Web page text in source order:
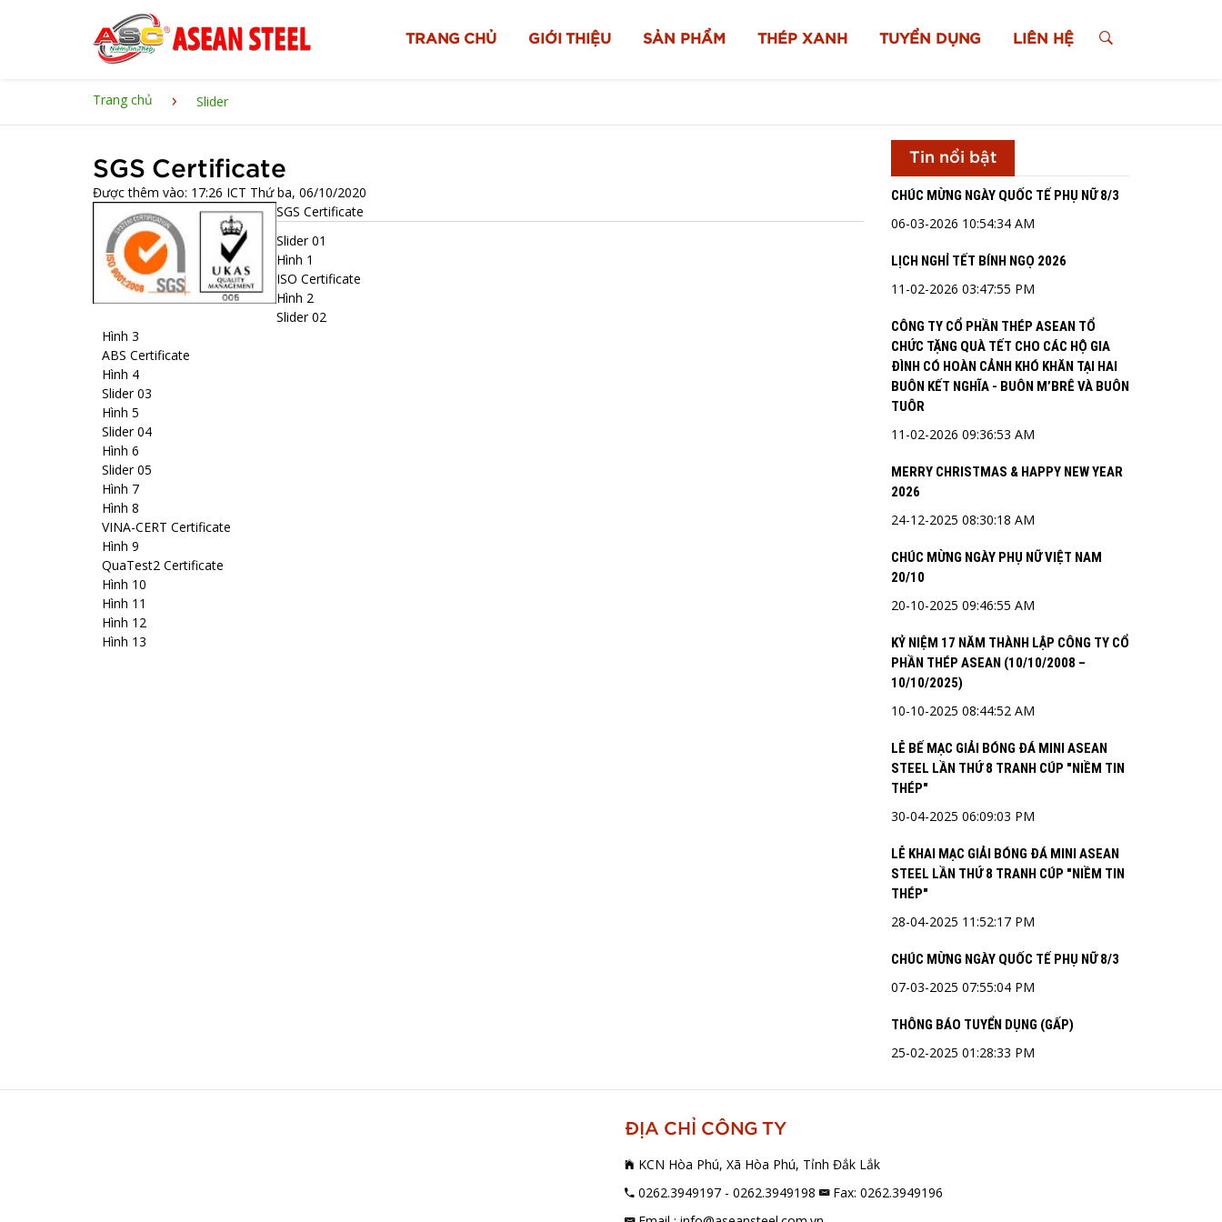
TRANG CHỦ GIỚI THIỆU SẢN PHẨM THÉP XANH TUYỂN DỤNG LIÊN HỆ
Trang chủ › Slider
SGS Certificate
Được thêm vào: 17:26 ICT Thứ ba, 06/10/2020
SGS Certificate
Slider 01
Hình 1
ISO Certificate
Hình 2
Slider 02
Hình 3
ABS Certificate
Hình 4
Slider 03
Hình 5
Slider 04
Hình 6
Slider 05
Hình 7
Hình 8
VINA-CERT Certificate
Hình 9
QuaTest2 Certificate
Hình 10
Hình 11
Hình 12
Hình 13
Tin nổi bật
CHÚC MỪNG NGÀY QUỐC TẾ PHỤ NỮ 8/3
06-03-2026 10:54:34 AM
LỊCH NGHỈ TẾT BÍNH NGỌ 2026
11-02-2026 03:47:55 PM
CÔNG TY CỔ PHẦN THÉP ASEAN TỔ
CHỨC TẶNG QUÀ TẾT CHO CÁC HỘ GIA
ĐÌNH CÓ HOÀN CẢNH KHÓ KHĂN TẠI HAI
BUÔN KẾT NGHĨA - BUÔN M’BRÊ VÀ BUÔN
TUÔR
11-02-2026 09:36:53 AM
MERRY CHRISTMAS & HAPPY NEW YEAR
2026
24-12-2025 08:30:18 AM
CHÚC MỪNG NGÀY PHỤ NỮ VIỆT NAM
20/10
20-10-2025 09:46:55 AM
KỶ NIỆM 17 NĂM THÀNH LẬP CÔNG TY CỔ
PHẦN THÉP ASEAN (10/10/2008 –
10/10/2025)
10-10-2025 08:44:52 AM
LỄ BẾ MẠC GIẢI BÓNG ĐÁ MINI ASEAN
STEEL LẦN THỨ 8 TRANH CÚP "NIỀM TIN
THÉP"
30-04-2025 06:09:03 PM
LỄ KHAI MẠC GIẢI BÓNG ĐÁ MINI ASEAN
STEEL LẦN THỨ 8 TRANH CÚP "NIỀM TIN
THÉP"
28-04-2025 11:52:17 PM
CHÚC MỪNG NGÀY QUỐC TẾ PHỤ NỮ 8/3
07-03-2025 07:55:04 PM
THÔNG BÁO TUYỂN DỤNG (GẤP)
25-02-2025 01:28:33 PM
ĐỊA CHỈ CÔNG TY
KCN Hòa Phú, Xã Hòa Phú, Tỉnh Đắk Lắk
0262.3949197 - 0262.3949198
Fax: 0262.3949196